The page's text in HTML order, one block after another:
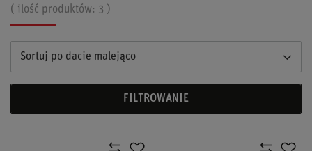
( ilość produktów: 3 )
Sortuj po dacie malejąco
FILTROWANIE